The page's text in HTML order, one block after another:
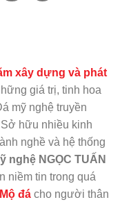
xây dựng và phát
giá trị, tinh hoa
mỹ nghệ truyền
hữu nhiều kinh
nghề và hệ thống
nghệ NGỌC TUẤN
niềm tin trong quá
đá cho người thân